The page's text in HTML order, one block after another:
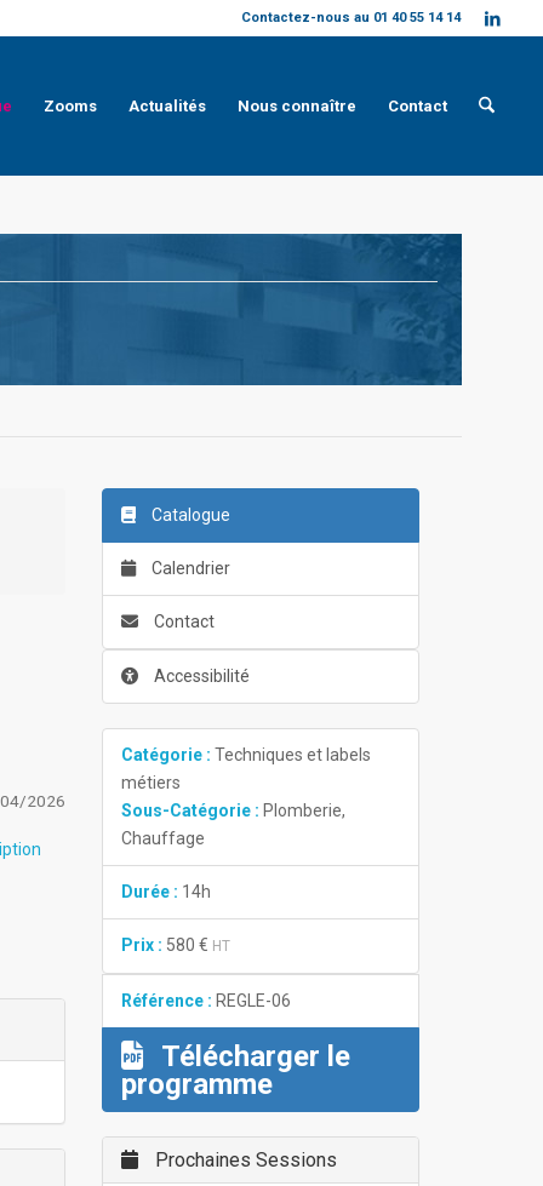
Contactez-nous au 01 40 55 14 14
Zooms Actualités Nous connaître Contact
2026
Catalogue
Calendrier
Contact
Accessibilité
Catégorie : Techniques et labels
métiers
Sous-Catégorie : Plomberie,
Chauffage
Durée : 14h
Prix : 580 € HT
Référence : REGLE-06
Télécharger le
programme
Prochaines Sessions